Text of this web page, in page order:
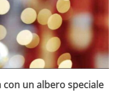
con un albero speciale